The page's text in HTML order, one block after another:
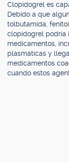
Clopidogrel es
Debido a que
tolbutamida,
clopidogrel podría
medicamentos,
plasmáticas y
medicamentos
cuando estos